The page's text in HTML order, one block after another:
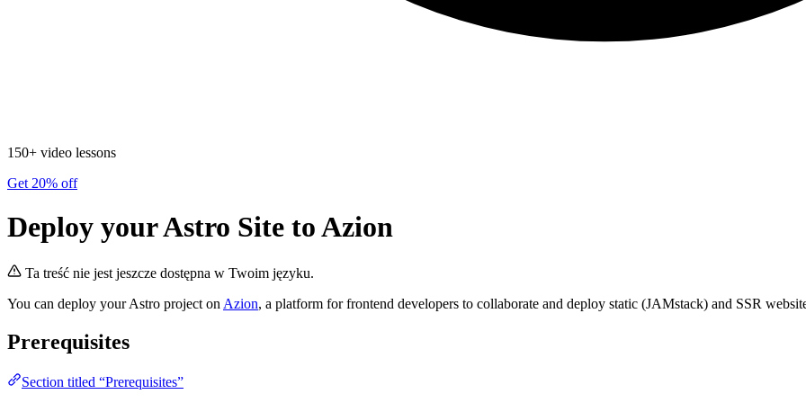
150+ video lessons
Get 20% off
Deploy your Astro Site to Azion
Ta treść nie jest jeszcze dostępna w Twoim języku.
You can deploy your Astro project on Azion, a platform for frontend developers to collaborate and deploy static (JAMstack) and SSR
Prerequisites
Section titled “Prerequisites”